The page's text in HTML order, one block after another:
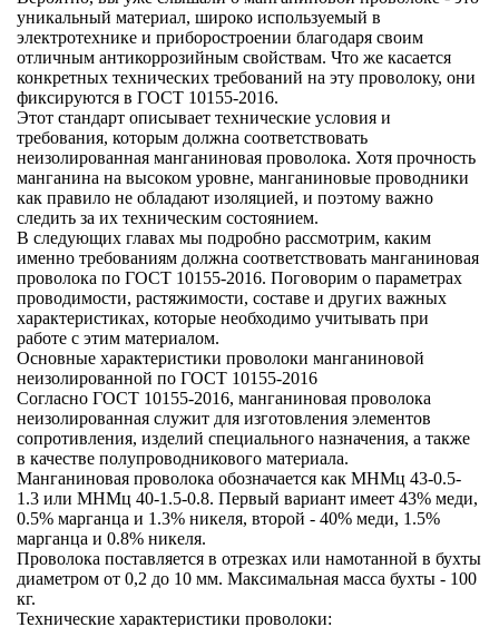
уникальный материал, широко используемый в
электротехнике и приборостроении благодаря своим
отличным антикоррозийным свойствам. Что же касается
конкретных технических требований на эту проволоку, они
фиксируются в ГОСТ 10155-2016.
Этот стандарт описывает технические условия и
требования, которым должна соответствовать
неизолированная манганиновая проволока. Хотя прочность
манганина на высоком уровне, манганиновые проводники
как правило не обладают изоляцией, и поэтому важно
следить за их техническим состоянием.
В следующих главах мы подробно рассмотрим, каким
именно требованиям должна соответствовать манганиновая
проволока по ГОСТ 10155-2016. Поговорим о параметрах
проводимости, растяжимости, составе и других важных
характеристиках, которые необходимо учитывать при
работе с этим материалом.
Основные характеристики проволоки манганиновой
неизолированной по ГОСТ 10155-2016
Согласно ГОСТ 10155-2016, манганиновая проволока
неизолированная служит для изготовления элементов
сопротивления, изделий специального назначения, а также
в качестве полупроводникового материала.
Манганиновая проволока обозначается как МНМц 43-0.5-
1.3 или МНМц 40-1.5-0.8. Первый вариант имеет 43% меди,
0.5% марганца и 1.3% никеля, второй - 40% меди, 1.5%
марганца и 0.8% никеля.
Проволока поставляется в отрезках или намотанной в бухты
диаметром от 0,2 до 10 мм. Максимальная масса бухты - 100
кг.
Технические характеристики проволоки: